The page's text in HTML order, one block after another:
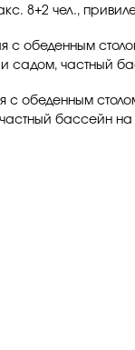
8+2 чел.,
с обеденным
частный
с обеденным
бассейн